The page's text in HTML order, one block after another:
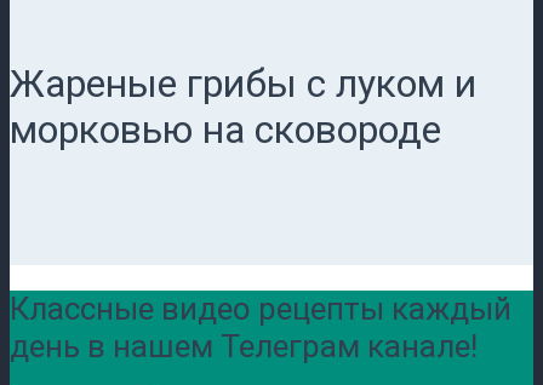
Жареные грибы с луком и
морковью на сковороде
Классные видео рецепты каждый
день в нашем Телеграм канале!